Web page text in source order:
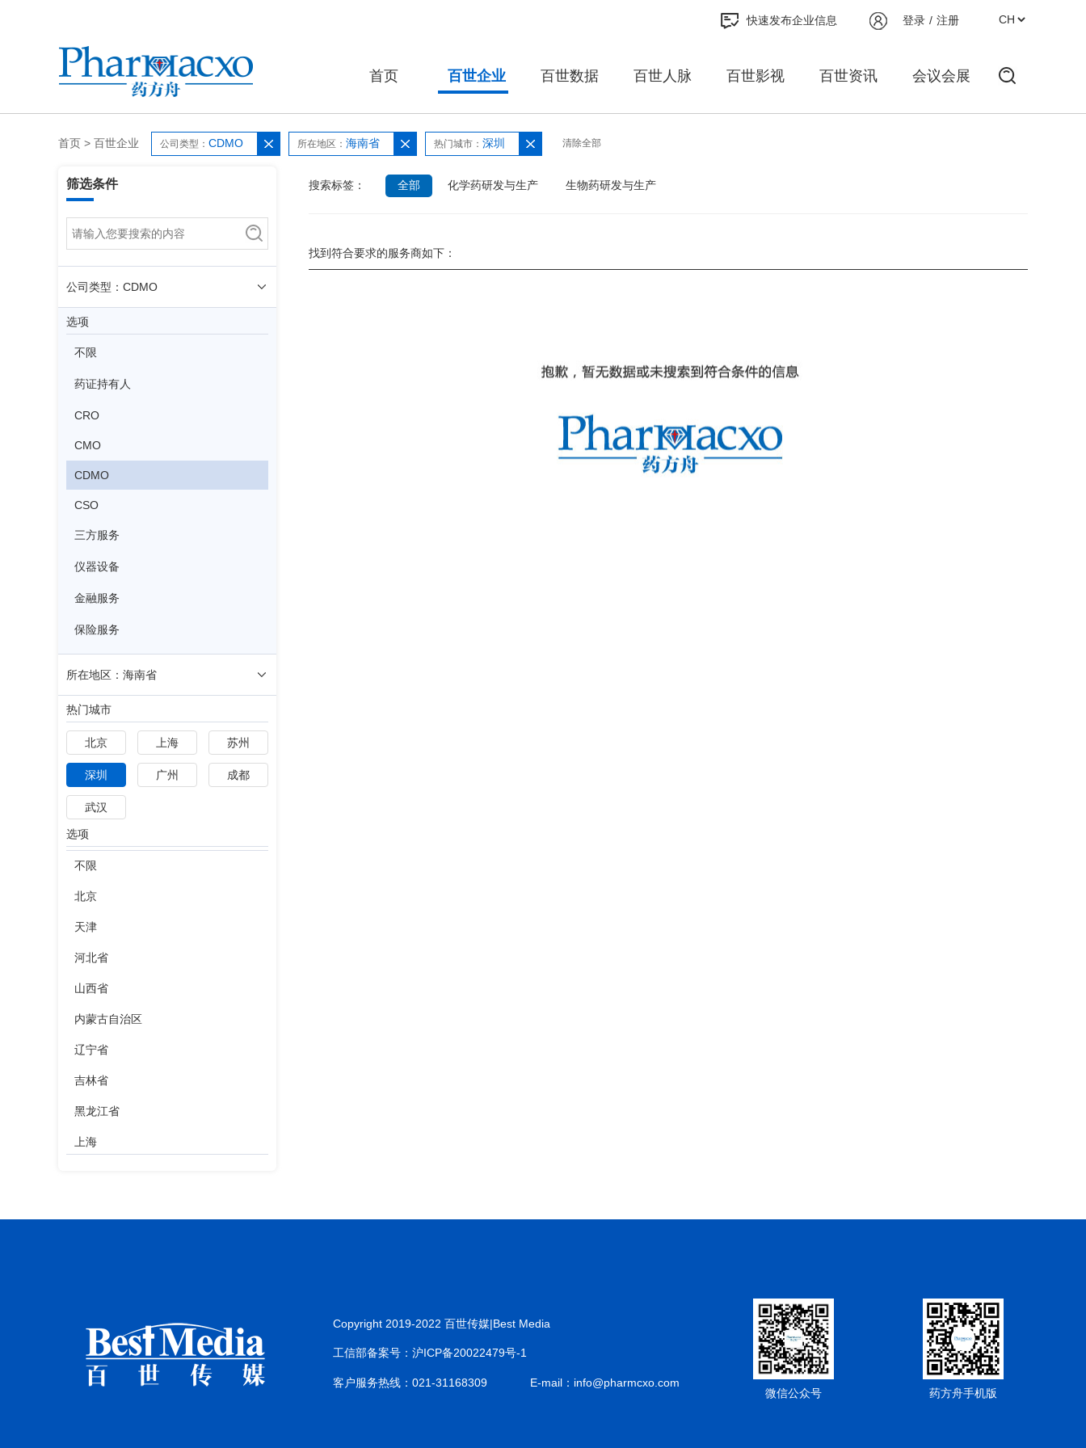
登录 / 注册
快速发布企业信息
首页 百世企业 百世数据 百世人脉 百世影视 百世资讯 会议会展
首页 > 百世企业 公司类型： CDMO 所在地区： 海南省 热门城市： 深圳 清除全部
筛选条件
公司类型：CDMO
选项
不限
药证持有人
CRO
CMO
CDMO
CSO
三方服务
仪器设备
金融服务
保险服务
所在地区：海南省
热门城市
北京 上海 苏州
深圳 广州 成都
武汉
选项
不限
北京
天津
河北省
山西省
内蒙古自治区
辽宁省
吉林省
黑龙江省
上海
山东省
河南省
湖北省
搜索标签： 全部 化学药研发与生产 生物药研发与生产
找到符合要求的服务商如下：
Copyright 2019-2022 百世传媒|Best Media
工信部备案号：沪ICP备20022479号-1
客户服务热线：021-31168309
E-mail：info@pharmcxo.com
微信公众号
药方舟手机版